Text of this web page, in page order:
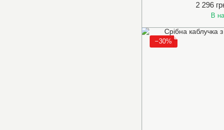
2 296
В
−30%